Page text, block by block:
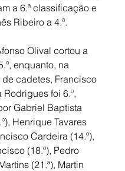
a 6.ª classificação e
Ribeiro a 4.ª.
Olival cortou a
enquanto, na
cadetes, Francisco
foi 6.º,
Gabriel Baptista
Henrique Tavares
Cardeira (14.º),
(18.º), Pedro
(21.ª), Martin